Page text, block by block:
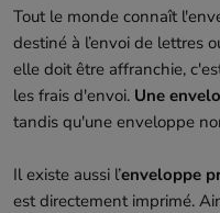
Tout le monde connaît
destiné à l’envoi de lettres
elle doit être affranchie,
les frais d'envoi. Une
tandis qu'une enveloppe
Il existe aussi l’enveloppe
est directement imprimé.